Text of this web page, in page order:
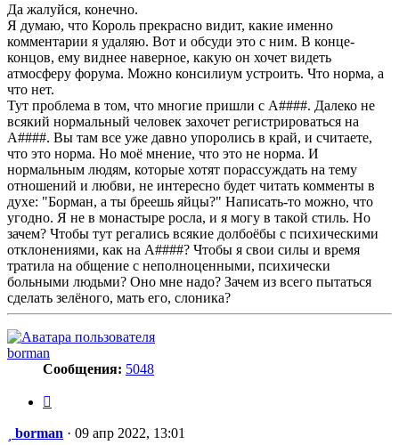
Да жалуйся, конечно.
Я думаю, что Король прекрасно видит, какие именно
комментарии я удаляю. Вот и обсуди это с ним. В конце-
концов, ему виднее наверное, какую он хочет видеть
атмосферу форума. Можно консилиум устроить. Что норма, а
что нет.
Тут проблема в том, что многие пришли с А####. Далеко не
всякий нормальный человек захочет регистрироваться на
А####. Вы там все уже давно упоролись в край, и считаете,
что это норма. Но моё мнение, что это не норма. И
нормальным людям, которые хотят порассуждать на тему
отношений и любви, не интересно будет читать комменты в
духе: "Борман, а ты бреешь яйцы?" Написать-то можно, что
угодно. Я не в монастыре росла, и я могу в такой стиль. Но
зачем? Чтобы тут регались всякие долбоёбы с психическими
отклонениями, как на А####? Чтобы я свои силы и время
тратила на общение с неполноценными, психически
больными людьми? Оно мне надо? Зачем из всего пытаться
сделать зелёного, мать его, слоника?
borman
Сообщения: 5048
Сообщение
borman · 09 апр 2022, 13:01